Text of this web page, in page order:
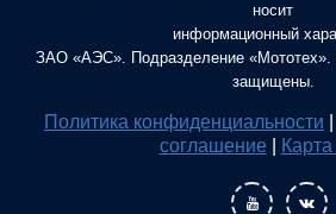
носит
информационный
ЗАО «АЭС». Подразделение «Мототех».
защищены.
Политика конфиденциальности
соглашение